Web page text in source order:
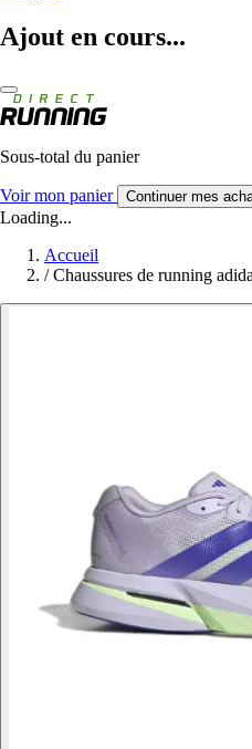
Ajout en cours...
Sous-total du panier
Voir mon panier Continuer mes
Loading...
Accueil
/ Chaussures de running